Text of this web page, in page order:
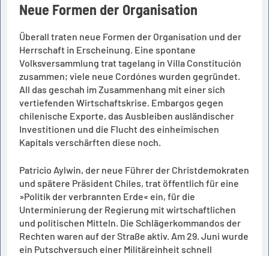
Neue Formen der Organisation
Überall traten neue Formen der Organisation und der
Herrschaft in Erscheinung. Eine spontane
Volksversammlung trat tagelang in Villa Constitución
zusammen; viele neue Cordónes wurden gegründet.
All das geschah im Zusammenhang mit einer sich
vertiefenden Wirtschaftskrise. Embargos gegen
chilenische Exporte, das Ausbleiben ausländischer
Investitionen und die Flucht des einheimischen
Kapitals verschärften diese noch.
Patricio Aylwin, der neue Führer der Christdemokraten
und spätere Präsident Chiles, trat öffentlich für eine
»Politik der verbrannten Erde« ein, für die
Unterminierung der Regierung mit wirtschaftlichen
und politischen Mitteln. Die Schlägerkommandos der
Rechten waren auf der Straße aktiv. Am 29. Juni wurde
ein Putschversuch einer Militäreinheit schnell